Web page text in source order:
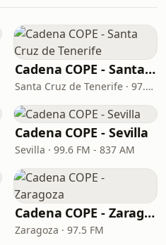
Cadena COPE - Santa Cruz de Tenerife
Santa Cruz de Tenerife · 97.1 FM - 882 AM
Cadena COPE - Sevilla
Sevilla · 99.6 FM - 837 AM
Cadena COPE - Zaragoza
Zaragoza · 97.5 FM